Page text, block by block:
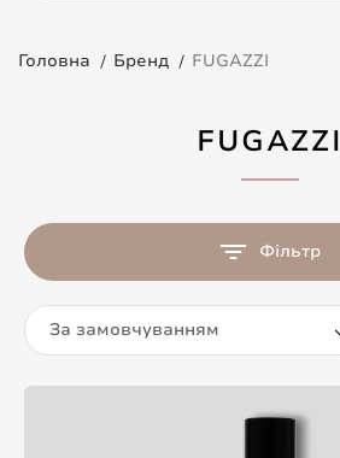
Головна Бренд FUGAZZI
FUGAZZI
Фільтр
За замовчуванням